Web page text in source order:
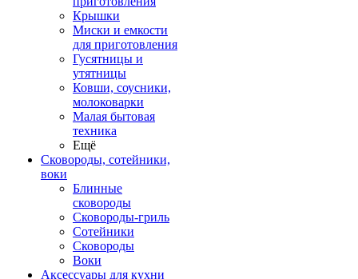
Крышки
Миски и емкости
для приготовления
Гусятницы и
утятницы
Ковши, соусники,
молоковарки
Малая бытовая
техника
Ещё
Сковороды, сотейники,
воки
Блинные
сковороды
Сковороды-гриль
Сотейники
Сковороды
Воки
Аксессуары для кухни